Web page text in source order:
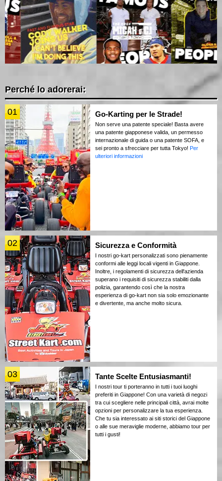
Perché lo adorerai:
01 Go-Karting per le Strade!
Non serve una patente speciale! Basta avere
una patente giapponese valida, un permesso
internazionale di guida o una patente SOFA, e
sei pronto a sfrecciare per tutta Tokyo! Per
ulteriori informazioni
02 Sicurezza e Conformità
I nostri go-kart personalizzati sono pienamente
conformi alle leggi locali vigenti in Giappone.
Inoltre, i regolamenti di sicurezza dell'azienda
superano i requisiti di sicurezza stabiliti dalla
polizia, garantendo così che la nostra
esperienza di go-kart non sia solo emozionante
e divertente, ma anche molto sicura.
03 Tante Scelte Entusiasmanti!
I nostri tour ti porteranno in tutti i tuoi luoghi
preferiti in Giappone! Con una varietà di negozi
tra cui scegliere nelle principali città, avrai molte
opzioni per personalizzare la tua esperienza.
Che tu sia interessato ai siti storici del Giappone
o alle sue meraviglie moderne, abbiamo tour per
tutti i gusti!